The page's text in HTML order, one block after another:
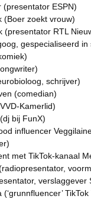
(presentator ESPN)
(Boer zoekt vrouw)
(presentator RTL
gespecialiseerd
schrijver)
(comedian)
Kamerlid)
bij FunX)
influencer
met TikTok-kanaal
verslaggever
TikTok